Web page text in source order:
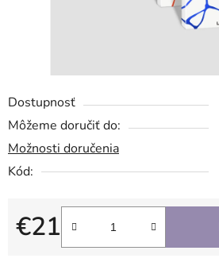
Dostupnosť
Môžeme doručiť do:
Možnosti doručenia
Kód:
€21
Jednotková cena: